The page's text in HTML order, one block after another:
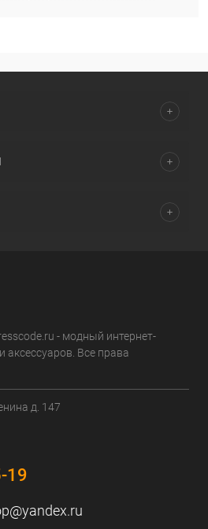
- модный интернет-
Все права
д. 147
19